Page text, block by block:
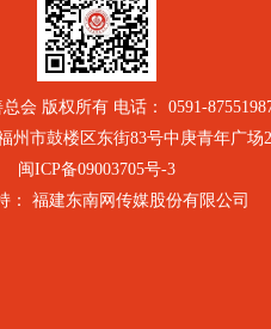
会 版权所有 电话： 0591-
州市鼓楼区东街83号中庚青年广场
闽ICP备09003705号-3
： 福建东南网传媒股份有限公司